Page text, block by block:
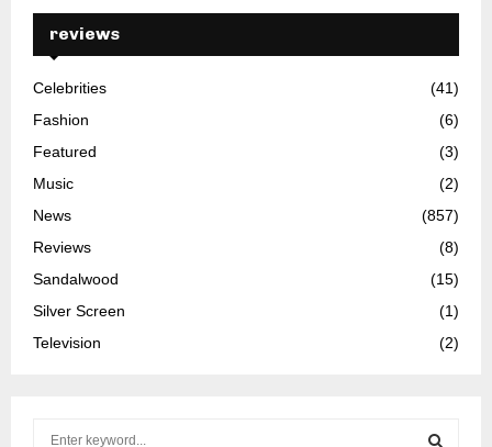
reviews
Celebrities
(41)
Fashion
(6)
Featured
(3)
Music
(2)
News
(857)
Reviews
(8)
Sandalwood
(15)
Silver Screen
(1)
Television
(2)